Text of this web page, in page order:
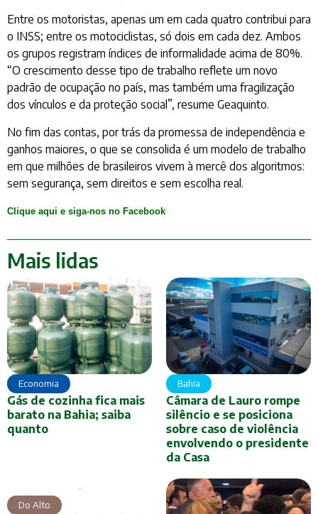
Entre os motoristas, apenas um em cada quatro contribui para
o INSS; entre os motociclistas, só dois em cada dez. Ambos
os grupos registram índices de informalidade acima de 80%.
“O crescimento desse tipo de trabalho reflete um novo
padrão de ocupação no país, mas também uma fragilização
dos vínculos e da proteção social”, resume Geaquinto.
No fim das contas, por trás da promessa de independência e
ganhos maiores, o que se consolida é um modelo de trabalho
em que milhões de brasileiros vivem à mercê dos algoritmos:
sem segurança, sem direitos e sem escolha real.
Clique aqui e siga-nos no Facebook
Mais lidas
Economia
Gás de cozinha fica mais
barato na Bahia; saiba
quanto
Bahia
Câmara de Lauro rompe
silêncio e se posiciona
sobre caso de violência
envolvendo o presidente
da Casa
Do Alto